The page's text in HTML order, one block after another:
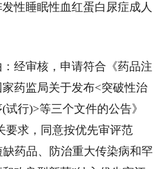
性睡眠性血红蛋白尿症成人
经审核，申请符合《药品注
药监局关于发布<突破性治
行)>等三个文件的公告》
要求，同意按优先审评范
缺药品、防治重大传染病和罕